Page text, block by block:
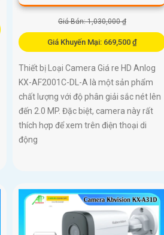
Giá Bán: 1,030,000 ₫
Giá Khuyến Mại: 669,500 ₫
Thiết bị Loại Camera Giá re HD Anlog
KX-AF2001C-DL-A là một sản phẩm
chất lượng với độ phân giải sắc nét lên
đến 2.0 MP. Đặc biệt, camera này rất
thích hợp để xem trên điện thoại di
động